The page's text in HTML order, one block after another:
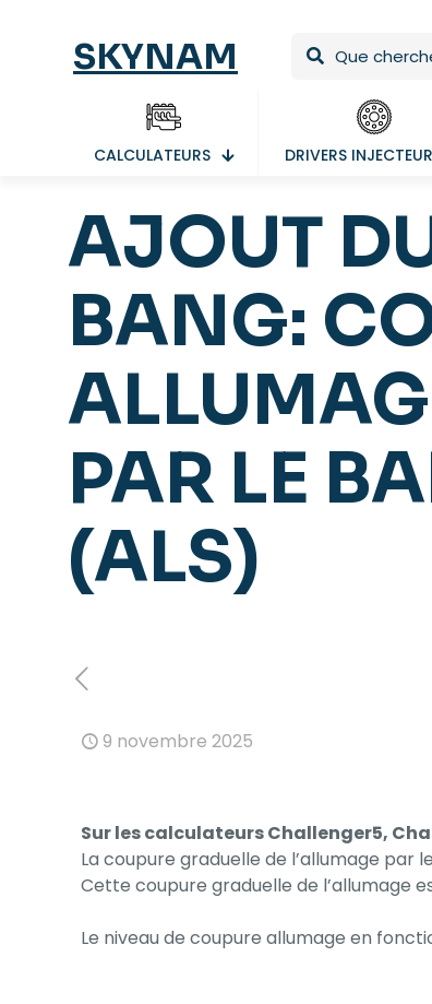
SKYNAM
CALCULATEURS DRIVERS
AJOUT
BANG:
PAR LE
(ALS)
9 novembre 2025
Sur les calculateurs Challenger5,
La coupure graduelle de l’allumage
Cette coupure graduelle de l’allumage
Le niveau de coupure allumage en